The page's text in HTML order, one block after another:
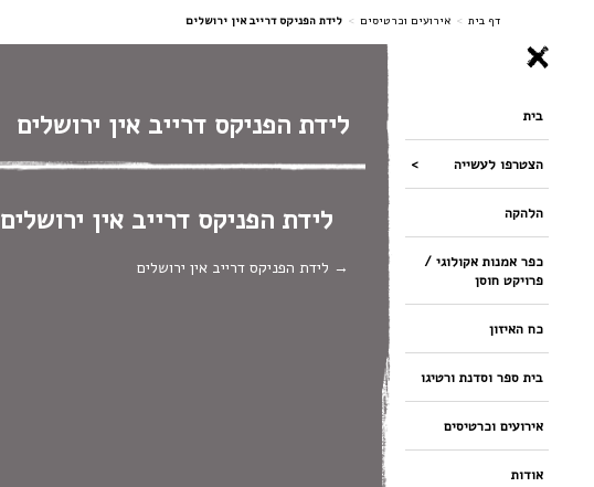
דף בית > אירועים וכרטיסים > לידת הפניקס דרייב אין ירושלים
בית
הצטרפו לעשייה
הלהקה
כפר אמנות אקולוגי /
פרויקט חוסן
כח האיזון
בית ספר וסדנת ורטיגו
אירועים וכרטיסים
אודות
לידת הפניקס דרייב אין ירושלים
לידת הפניקס דרייב אין ירושלים
לידת הפניקס דרייב אין ירושלים